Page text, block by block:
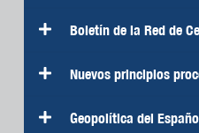
Boletín de la Red de
Nuevos principios
Geopolítica del